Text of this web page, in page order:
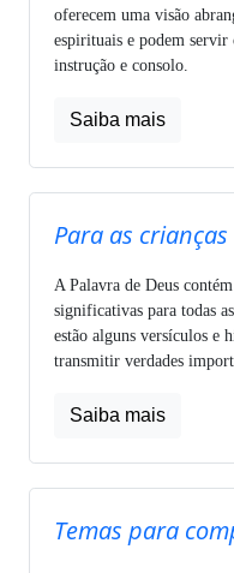
oferecem uma visão
espirituais e podem servir
instrução e consolo.
Saiba mais
Para as crianças
A Palavra de Deus
significativas para todas
estão alguns versículos e
transmitir verdades
Saiba mais
Temas para